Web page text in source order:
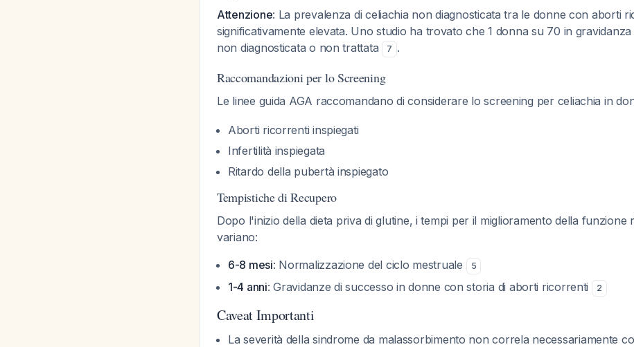
Attenzione: La prevalenza di celiachia non diagnosticata tra le donne con aborti
significativamente elevata. Uno studio ha trovato che 1 donna su 70 in gravidanza
non diagnosticata o non trattata
7 .
Raccomandazioni per lo Screening
Le linee guida AGA raccomandano di considerare lo screening per celiachia in
Aborti ricorrenti inspiegati
Infertilità inspiegata
Ritardo della pubertà inspiegato
Tempistiche di Recupero
Dopo l'inizio della dieta priva di glutine, i tempi per il miglioramento della funzione
variano:
6-8 mesi: Normalizzazione del ciclo mestruale 5
1-4 anni: Gravidanze di successo in donne con storia di aborti ricorrenti 2
Caveat Importanti
La severità della sindrome da malassorbimento non correla necessariamente